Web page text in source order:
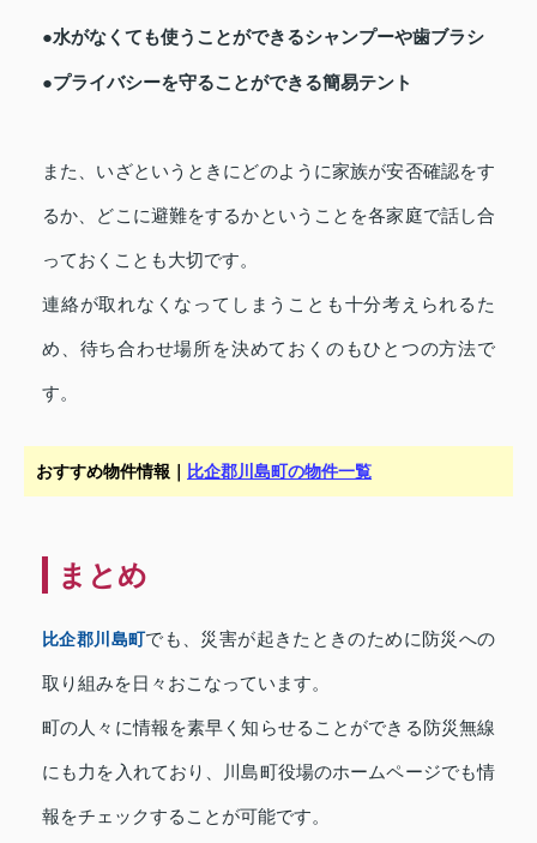
●水がなくても使うことができるシャンプーや歯ブラシ
●プライバシーを守ることができる簡易テント
また、いざというときにどのように家族が安否確認をす
るか、どこに避難をするかということを各家庭で話し合
っておくことも大切です。
連絡が取れなくなってしまうことも十分考えられるた
め、待ち合わせ場所を決めておくのもひとつの方法で
す。
おすすめ物件情報｜ 比企郡川島町の物件一覧
まとめ
比企郡川島町でも、災害が起きたときのために防災への
取り組みを日々おこなっています。
町の人々に情報を素早く知らせることができる防災無線
にも力を入れており、川島町役場のホームページでも情
報をチェックすることが可能です。